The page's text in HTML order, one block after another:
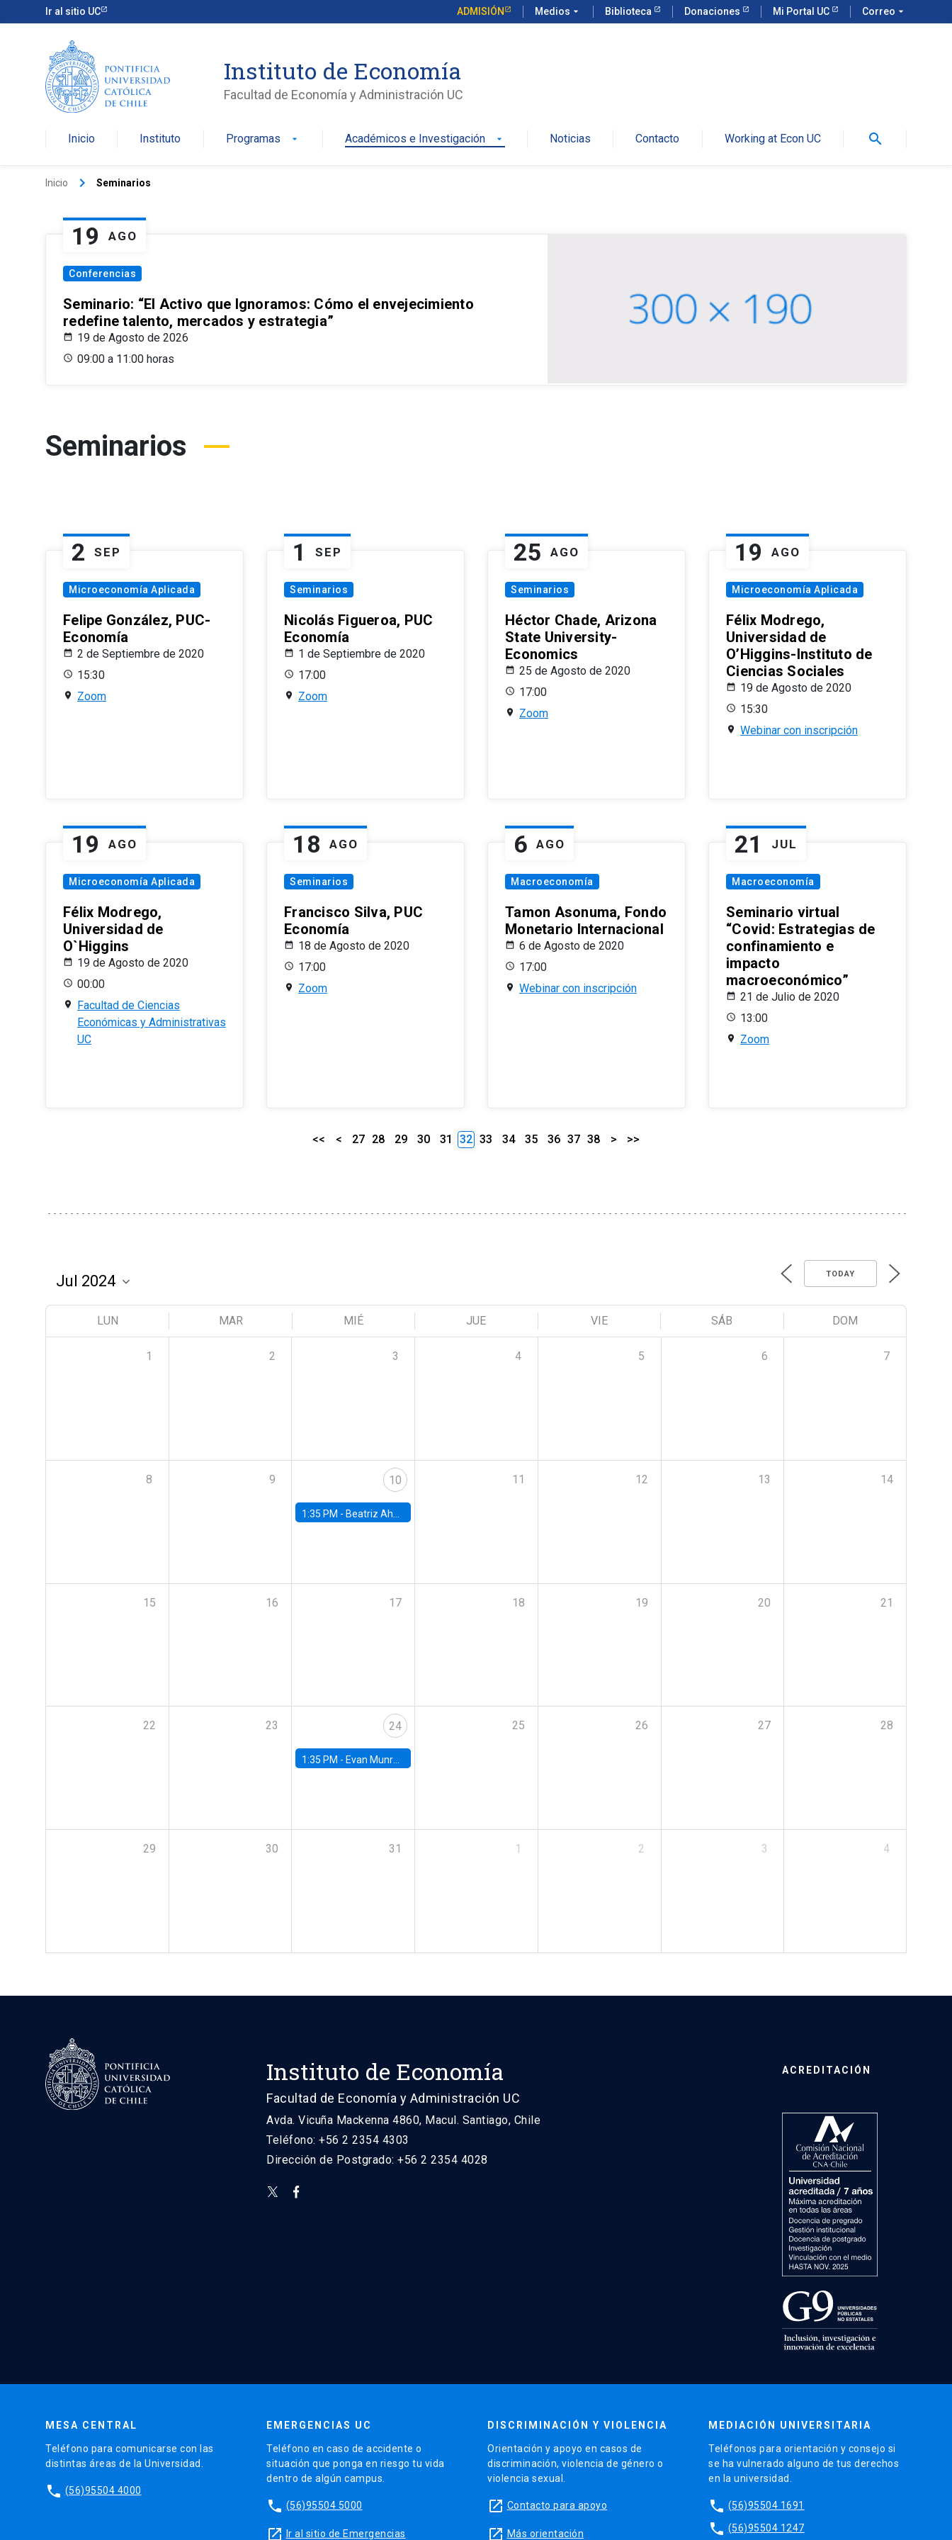
Ir al sitio UC ADMISIÓN Medios arrow_drop_down Biblioteca Donaciones Mi Portal UC Correo arrow_drop_down
Instituto de Economía
Facultad de Economía y Administración UC
Inicio Instituto Programas arrow_drop_down Académicos e Investigación arrow_drop_down Noticias Contacto Working at Econ UC search
Inicio keyboard_arrow_right Seminarios
19 AGO
Conferencias
Seminario: “El Activo que Ignoramos: Cómo el envejecimiento
redefine talento, mercados y estrategia”
19 de Agosto de 2026
09:00 a 11:00 horas
Seminarios
2 SEP
Microeconomía Aplicada
Felipe González, PUC-
Economía
2 de Septiembre de 2020
15:30
Zoom
1 SEP
Seminarios
Nicolás Figueroa, PUC
Economía
1 de Septiembre de 2020
17:00
Zoom
25 AGO
Seminarios
Héctor Chade, Arizona
State University-
Economics
25 de Agosto de 2020
17:00
Zoom
19 AGO
Microeconomía Aplicada
Félix Modrego,
Universidad de
O’Higgins-Instituto de
Ciencias Sociales
19 de Agosto de 2020
15:30
Webinar con inscripción
19 AGO
Microeconomía Aplicada
Félix Modrego,
Universidad de
O`Higgins
19 de Agosto de 2020
00:00
Facultad de Ciencias
Económicas y Administrativas
UC
18 AGO
Seminarios
Francisco Silva, PUC
Economía
18 de Agosto de 2020
17:00
Zoom
6 AGO
Macroeconomía
Tamon Asonuma, Fondo
Monetario Internacional
6 de Agosto de 2020
17:00
Webinar con inscripción
21 JUL
Macroeconomía
Seminario virtual
“Covid: Estrategias de
confinamiento e
impacto
macroeconómico”
21 de Julio de 2020
13:00
Zoom
<< < 27 28 29 30 31 32 33 34 35 36 37 38 > >>
TODAY
LUN MAR MIÉ JUE VIE SÁB DOM
1 2 3 4 5 6 7
8 9 10
1:35 PM - Beatriz Ahumada, PhD candidate, Universidad de Pittsburgh
11 12 13 14
15 16 17 18 19 20 21
22 23 24
1:35 PM - Evan Munro, Neyman Visiting Assistant Professor in the Department of Statistics at UC Berkeley
25 26 27 28
29 30 31 1 2 3 4
Instituto de Economía
Facultad de Economía y Administración UC
Avda. Vicuña Mackenna 4860, Macul. Santiago, Chile
Teléfono: +56 2 2354 4303
Dirección de Postgrado: +56 2 2354 4028
ACREDITACIÓN
MESA CENTRAL
Teléfono para comunicarse con las
distintas áreas de la Universidad.
phone (56)95504 4000
EMERGENCIAS UC
Teléfono en caso de accidente o
situación que ponga en riesgo tu vida
dentro de algún campus.
phone (56)95504 5000
launch Ir al sitio de Emergencias
DISCRIMINACIÓN Y VIOLENCIA
Orientación y apoyo en casos de
discriminación, violencia de género o
violencia sexual.
launch Contacto para apoyo
launch Más orientación
MEDIACIÓN UNIVERSITARIA
Teléfonos para orientación y consejo si
se ha vulnerado alguno de tus derechos
en la universidad.
phone (56)95504 1691
phone (56)95504 1247